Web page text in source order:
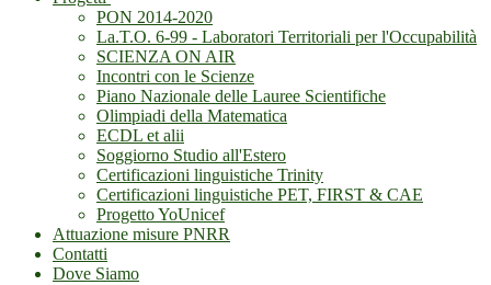
PON 2014-2020
La.T.O. 6-99 - Laboratori Territoriali per l'Occupabilità
SCIENZA ON AIR
Incontri con le Scienze
Piano Nazionale delle Lauree Scientifiche
Olimpiadi della Matematica
ECDL et alii
Soggiorno Studio all'Estero
Certificazioni linguistiche Trinity
Certificazioni linguistiche PET, FIRST & CAE
Progetto YoUnicef
Attuazione misure PNRR
Contatti
Dove Siamo